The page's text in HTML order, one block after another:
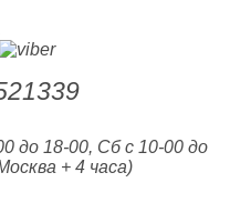
до 18-00, Сб с 10-00 до
+ 4 часа)